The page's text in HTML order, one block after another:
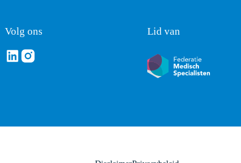
Volg ons
Volg ons via Linkedin
Volg ons via Instagram
Lid van